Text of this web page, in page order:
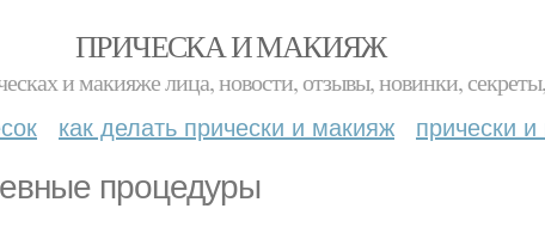
ПРИЧЕСКА И МАКИЯЖ
и макияже лица, новости, отзывы, новинки,
как делать прически и макияж прически
процедуры